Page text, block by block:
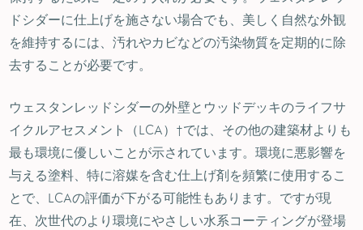
ドシダーに仕上げを施さない場合でも、美しく自然な外観
を維持するには、汚れやカビなどの汚染物質を定期的に除
去することが必要です。
ウェスタンレッドシダーの外壁とウッドデッキのライフサ
イクルアセスメント（LCA）†では、その他の建築材よりも
最も環境に優しいことが示されています。環境に悪影響を
与える塗料、特に溶媒を含む仕上げ剤を頻繁に使用するこ
とで、LCAの評価が下がる可能性もあります。ですが現
在、次世代のより環境にやさしい水系コーティングが登場